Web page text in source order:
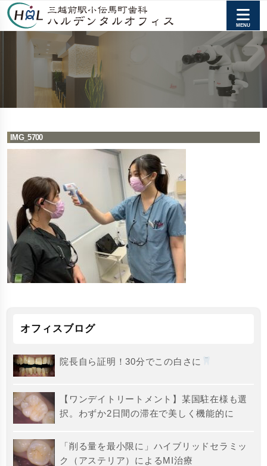
IMG_5700
オフィスブログ
院長自ら証明！30分でこの白さに
【ワンデイトリートメント】某国駐在様も選
択。わずか2日間の滞在で美しく機能的に
「削る量を最小限に」ハイブリッドセラミッ
ク（アステリア）によるMI治療